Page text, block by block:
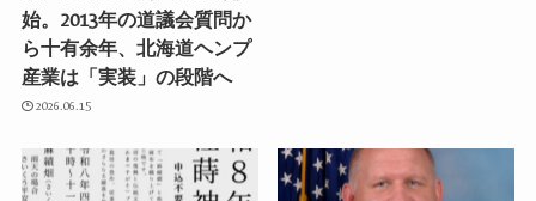
始。2013年の道議会質問か
ら十有余年、北海道ヘンプ
産業は「実装」の段階へ
2026.06.15